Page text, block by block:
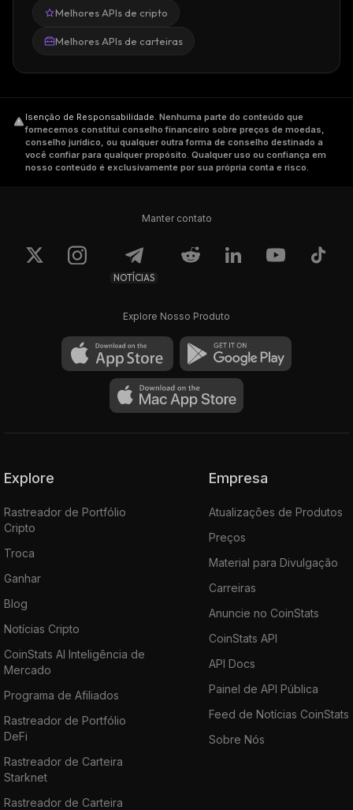
Melhores APIs de cripto
Melhores APIs de carteiras
Isenção de Responsabilidade. Nenhuma parte do conteúdo que
fornecemos constitui conselho financeiro sobre preços de moedas,
conselho jurídico, ou qualquer outra forma de conselho destinado a
você confiar para qualquer propósito. Qualquer uso ou confiança em
nosso conteúdo é exclusivamente por sua própria conta e risco.
Manter contato
NOTÍCIAS
Explore Nosso Produto
Explore
Rastreador de Portfólio
Cripto
Troca
Ganhar
Blog
Notícias Cripto
CoinStats AI Inteligência de
Mercado
Programa de Afiliados
Rastreador de Portfólio
DeFi
Rastreador de Carteira
Starknet
Rastreador de Carteira
Empresa
Atualizações de Produtos
Preços
Material para Divulgação
Carreiras
Anuncie no CoinStats
CoinStats API
API Docs
Painel de API Pública
Feed de Notícias CoinStats
Sobre Nós